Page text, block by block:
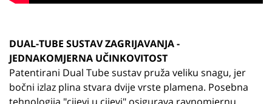
DUAL-TUBE SUSTAV ZAGRIJAVANJA -
JEDNAKOMJERNA UČINKOVITOST
Patentirani Dual Tube sustav pruža veliku snagu, jer
bočni izlaz plina stvara dvije vrste plamena. Posebna